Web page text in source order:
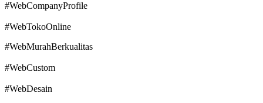
#WebCompanyProfile
#WebTokoOnline
#WebMurahBerkualitas
#WebCustom
#WebDesain